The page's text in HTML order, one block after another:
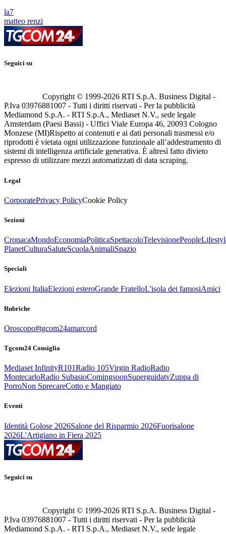
la7
matteo renzi
Seguici su
Copyright © 1999-2026 RTI S.p.A. Business Digital -
P.Iva 03976881007 - Tutti i diritti riservati - Per la pubblicità
Mediamond S.p.A. - RTI S.p.A., Mediaset N.V., sede legale
Amsterdam (Paesi Bassi) - Uffici Viale Europa 46, 20093 Cologno
Monzese (MI)Rispetto ai contenuti e ai dati personali trasmessi e/o
riprodotti è vietata ogni utilizzazione funzionale all’addestramento di
sistemi di intelligenza artificiale generativa. È altresì fatto divieto
espresso di utilizzare mezzi automatizzati di data scraping.
Legal
CorporatePrivacy PolicyCookie Policy
Sezioni
CronacaMondoEconomiaPoliticaSpettacoloTelevisionePeople
PlanetCulturaSaluteScuolaAnimaliSpazio
Speciali
Elezioni ItaliaElezioni esteroGrande FratelloL'isola dei famosiAmici
Rubriche
Oroscopo#tgcom24amarcord
Tgcom24 Consiglia
Mediaset InfinityR101Radio 105Virgin RadioRadio
MontecarloRadio SubasioComingsoonSuperguidatvZuppa di
PorroNon SprecareCotto e Mangiato
Eventi
Identità Golose 2026Salone del Risparmio 2026Fuorisalone
2026L'Artigiano in Fiera 2025
Seguici su
Copyright © 1999-2026 RTI S.p.A. Business Digital -
P.Iva 03976881007 - Tutti i diritti riservati - Per la pubblicità
Mediamond S.p.A. - RTI S.p.A., Mediaset N.V., sede legale